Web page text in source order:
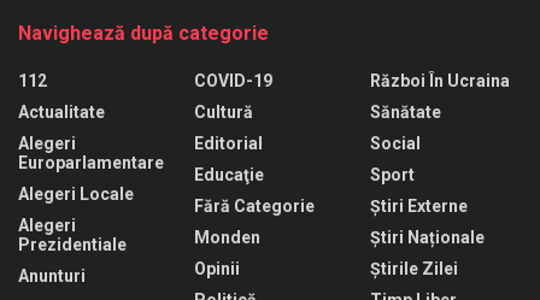
Navighează după categorie
112
Actualitate
Alegeri
Europarlamentare
Alegeri Locale
Alegeri
Prezidentiale
Anunturi
COVID-19
Cultură
Editorial
Educaţie
Fără Categorie
Monden
Opinii
Război În Ucraina
Sănătate
Social
Sport
Știri Externe
Știri Naționale
Știrile Zilei